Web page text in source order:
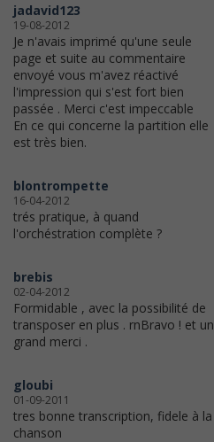
jadavid123
19-08-2012
Je n'avais imprimé qu'une seule
page et suite au commentaire
envoyé vous m'avez réactivé
l'impression qui s'est fort bien
passée . Merci c'est impeccable
En ce qui concerne la partition elle
est très bien.
blontrompette
16-04-2012
trés pratique, à quand
l'orchéstration complète ?
brebis
02-04-2012
Formidable , avec la possibilité de
transposer en plus . rnBravo ! et un
grand merci .
gloubi
01-09-2011
tres bonne transcription, fidele à la
chanson